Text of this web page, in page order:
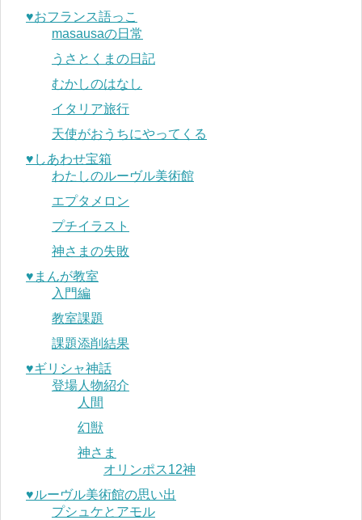
♥︎おフランス語っこ
masausaの日常
うさとくまの日記
むかしのはなし
イタリア旅行
天使がおうちにやってくる
♥︎しあわせ宝箱
わたしのルーヴル美術館
エプタメロン
プチイラスト
神さまの失敗
♥︎まんが教室
入門編
教室課題
課題添削結果
♥︎ギリシャ神話
登場人物紹介
人間
幻獣
神さま
オリンポス12神
♥︎ルーヴル美術館の思い出
プシュケとアモル